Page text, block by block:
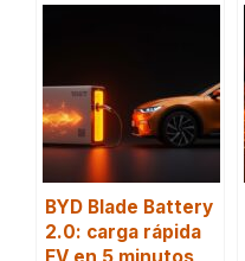
BYD Blade Battery
2.0: carga rápida